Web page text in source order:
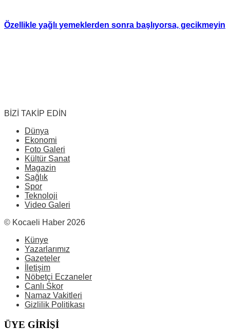
Özellikle yağlı yemeklerden sonra başlıyorsa, gecikmeyin
BİZİ TAKİP EDİN
Dünya
Ekonomi
Foto Galeri
Kültür Sanat
Magazin
Sağlık
Spor
Teknoloji
Video Galeri
© Kocaeli Haber 2026
Künye
Yazarlarımız
Gazeteler
İletişim
Nöbetçi Eczaneler
Canlı Skor
Namaz Vakitleri
Gizlilik Politikası
ÜYE GİRİŞİ